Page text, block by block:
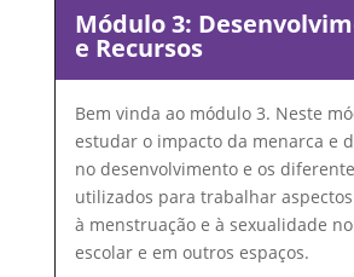
Módulo 3:
e Recursos
Bem vinda ao módulo 3. Neste
estudar o impacto da menarca e
no desenvolvimento e os
utilizados para trabalhar
à menstruação e à sexualidade
escolar e em outros espaços.